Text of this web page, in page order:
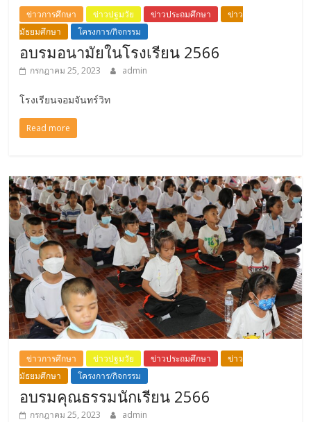
ข่าวการศึกษา ข่าวปฐมวัย ข่าวประถมศึกษา
ข่าว
มัธยมศึกษา
โครงการ/กิจกรรม
อบรมอนามัยในโรงเรียน 2566
กรกฎาคม 25, 2023 admin
โรงเรียนจอมจันทร์วิท
Read more
ข่าวการศึกษา ข่าวปฐมวัย ข่าวประถมศึกษา
ข่าว
มัธยมศึกษา
โครงการ/กิจกรรม
อบรมคุณธรรมนักเรียน 2566
กรกฎาคม 25, 2023 admin